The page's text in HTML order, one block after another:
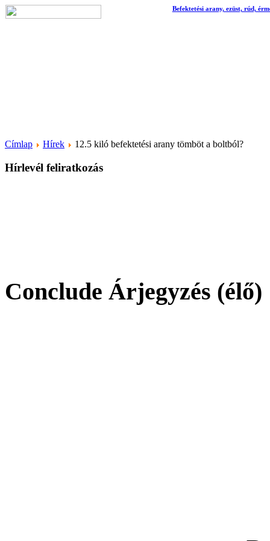
Befektetési arany, ezüst, rúd,
Címlap Hírek 12.5 kiló befektetési arany tömböt a boltból?
Hírlevél feliratkozás
Conclude Árjegyzés (élő)